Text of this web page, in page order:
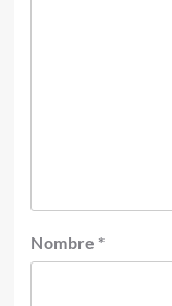
Nombre *